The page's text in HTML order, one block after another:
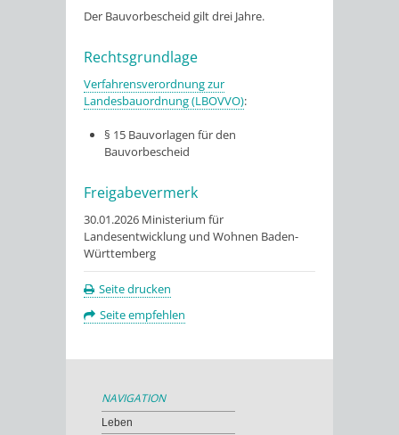
Der Bauvorbescheid gilt drei Jahre.
Rechtsgrundlage
Verfahrensverordnung zur
Landesbauordnung (LBOVVO):
§ 15 Bauvorlagen für den
Bauvorbescheid
Freigabevermerk
30.01.2026 Ministerium für
Landesentwicklung und Wohnen Baden-
Württemberg
Seite drucken
Seite empfehlen
NAVIGATION
Leben